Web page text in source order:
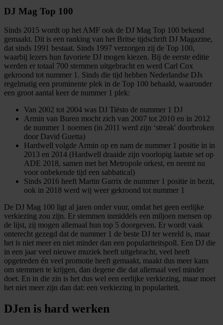
DJ Mag Top 100
Sinds 2015 wordt op het AMF ook de DJ Mag Top 100 bekend
gemaakt. Dit is een ranking van het Britse tijdschrift DJ Magazine,
dat sinds 1991 bestaat. Sinds 1997 verzorgen zij de Top 100,
waarbij lezers hun favoriete DJ mogen kiezen. Bij de eerste editie
werden er totaal 700 stemmen uitgebracht en werd Carl Cox
gekroond tot nummer 1. Sinds die tijd hebben Nederlandse DJs
regelmatig een prominente plek in de Top 100 behaald, waaronder
een groot aantal keer de nummer 1 plek:
Van 2002 tot 2004 was DJ Tiësto de nummer 1 DJ
Armin van Buren mocht zich van 2007 tot 2010 en in 2012
de nummer 1 noemen (in 2011 werd zijn ‘streak' doorbroken
door David Guetta)
Hardwell volgde Armin op en nam de nummer 1 positie in in
2013 en 2014 (Hardwell draaide zijn voorlopig laatste set op
ADE 2018, samen met het Metropole orkest, en neemt nu
voor onbekende tijd een sabbatical)
Sinds 2016 heeft Martin Garrix de nummer 1 positie in bezit,
ook in 2018 werd wij weer gekroond tot nummer 1
De DJ Mag 100 ligt al jaren onder vuur, omdat het geen eerlijke
verkiezing zou zijn. Er stemmen inmiddels een miljoen mensen op
de lijst, zij mogen allemaal hun top 5 doorgeven. Er wordt vaak
onterecht gezegd dat de nummer 1 de beste DJ ter wereld is, maar
het is niet meer en niet minder dan een populariteitspoll. Een DJ die
in een jaar veel nieuwe muziek heeft uitgebracht, veel heeft
opgetreden én veel promotie heeft gemaakt, maakt dus meer kans
om stemmen te krijgen, dan degene die dat allemaal veel minder
doet. En in die zin is het dus wel een eerlijke verkiezing, maar moet
het niet meer zijn dan dat: een verkiezing in populariteit.
DJen is hard werken